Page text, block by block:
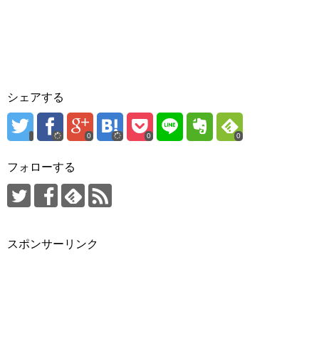
シェアする
0 0 0
フォローする
スポンサーリンク